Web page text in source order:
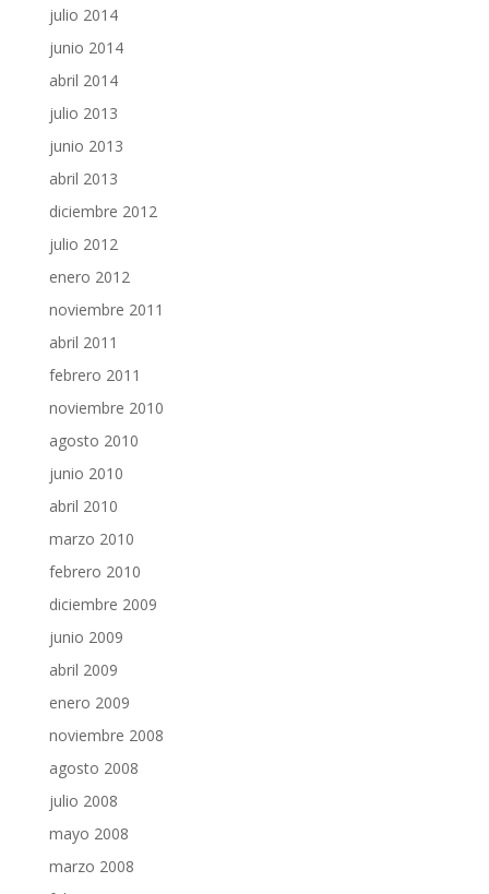
julio 2014
junio 2014
abril 2014
julio 2013
junio 2013
abril 2013
diciembre 2012
julio 2012
enero 2012
noviembre 2011
abril 2011
febrero 2011
noviembre 2010
agosto 2010
junio 2010
abril 2010
marzo 2010
febrero 2010
diciembre 2009
junio 2009
abril 2009
enero 2009
noviembre 2008
agosto 2008
julio 2008
mayo 2008
marzo 2008